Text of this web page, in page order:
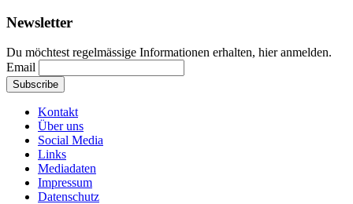
Newsletter
Du möchtest regelmässige Informationen erhalten, hier anmelden.
Email
Kontakt
Über uns
Social Media
Links
Mediadaten
Impressum
Datenschutz